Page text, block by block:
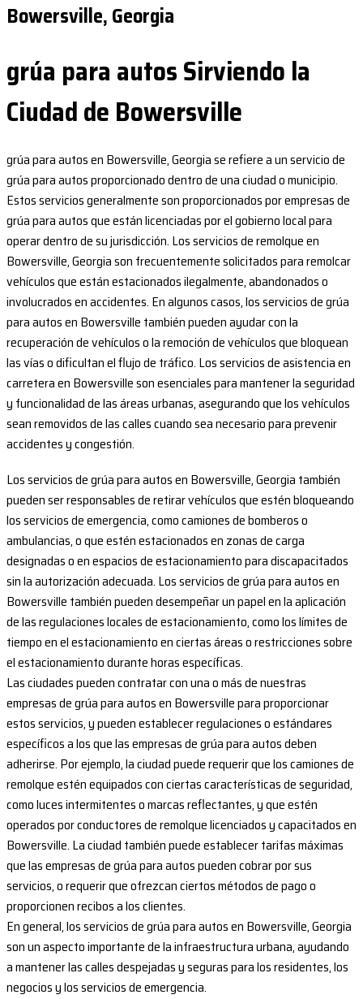
Bowersville, Georgia
grúa para autos Sirviendo la
Ciudad de Bowersville
grúa para autos en Bowersville, Georgia se refiere a un servicio de
grúa para autos proporcionado dentro de una ciudad o municipio.
Estos servicios generalmente son proporcionados por empresas de
grúa para autos que están licenciadas por el gobierno local para
operar dentro de su jurisdicción. Los servicios de remolque en
Bowersville, Georgia son frecuentemente solicitados para remolcar
vehículos que están estacionados ilegalmente, abandonados o
involucrados en accidentes. En algunos casos, los servicios de grúa
para autos en Bowersville también pueden ayudar con la
recuperación de vehículos o la remoción de vehículos que bloquean
las vías o dificultan el flujo de tráfico. Los servicios de asistencia en
carretera en Bowersville son esenciales para mantener la seguridad
y funcionalidad de las áreas urbanas, asegurando que los vehículos
sean removidos de las calles cuando sea necesario para prevenir
accidentes y congestión.
Los servicios de grúa para autos en Bowersville, Georgia también
pueden ser responsables de retirar vehículos que estén bloqueando
los servicios de emergencia, como camiones de bomberos o
ambulancias, o que estén estacionados en zonas de carga
designadas o en espacios de estacionamiento para discapacitados
sin la autorización adecuada. Los servicios de grúa para autos en
Bowersville también pueden desempeñar un papel en la aplicación
de las regulaciones locales de estacionamiento, como los límites de
tiempo en el estacionamiento en ciertas áreas o restricciones sobre
el estacionamiento durante horas específicas.
Las ciudades pueden contratar con una o más de nuestras
empresas de grúa para autos en Bowersville para proporcionar
estos servicios, y pueden establecer regulaciones o estándares
específicos a los que las empresas de grúa para autos deben
adherirse. Por ejemplo, la ciudad puede requerir que los camiones de
remolque estén equipados con ciertas características de seguridad,
como luces intermitentes o marcas reflectantes, y que estén
operados por conductores de remolque licenciados y capacitados en
Bowersville. La ciudad también puede establecer tarifas máximas
que las empresas de grúa para autos pueden cobrar por sus
servicios, o requerir que ofrezcan ciertos métodos de pago o
proporcionen recibos a los clientes.
En general, los servicios de grúa para autos en Bowersville, Georgia
son un aspecto importante de la infraestructura urbana, ayudando
a mantener las calles despejadas y seguras para los residentes, los
negocios y los servicios de emergencia.